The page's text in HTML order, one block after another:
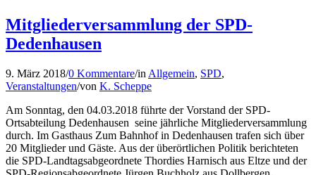
Mitgliederversammlung der SPD-
Dedenhausen
9. März 2018/0 Kommentare/in Allgemein, SPD,
Veranstaltungen/von K. Scheppe
Am Sonntag, den 04.03.2018 führte der Vorstand der SPD-
Ortsabteilung Dedenhausen seine jährliche Mitgliederversammlung
durch. Im Gasthaus Zum Bahnhof in Dedenhausen trafen sich über
20 Mitglieder und Gäste. Aus der überörtlichen Politik berichteten
die SPD-Landtagsabgeordnete Thordies Harnisch aus Eltze und der